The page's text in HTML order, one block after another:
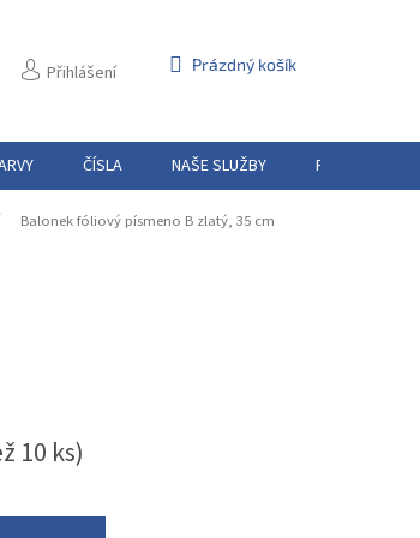
Přihlášení
NÁKUPNÍ
Prázdný košík
ČÍSLA NAŠE SLUŽBY PŮJČOVNA
Balonek fóliový písmeno B zlatý, 35 cm
10 ks)